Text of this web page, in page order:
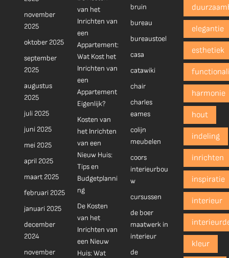
november
2025
oktober 2025
september
2025
augustus
2025
juli 2025
juni 2025
mei 2025
april 2025
maart 2025
februari 2025
januari 2025
december
2024
november
van het
Inrichten van
een
Appartement:
Wat Kost het
Inrichten van
een
Appartement
Eigenlijk?
Kosten van
het Inrichten
van een
Nieuw Huis:
Tips en
Budgetplanni
ng
De Kosten
van het
Inrichten van
een Nieuw
Huis: Wat
bruin
bureau
bureaustoel
casa
catawiki
chair
charles
eames
colijn
meubelen
coors
interieurbou
w
cursussen
de boer
maatwerk in
interieur
de
elegantie
esthetiek
harmonie
hout
indeling
inrichten
inspiratie
interieur
kleur